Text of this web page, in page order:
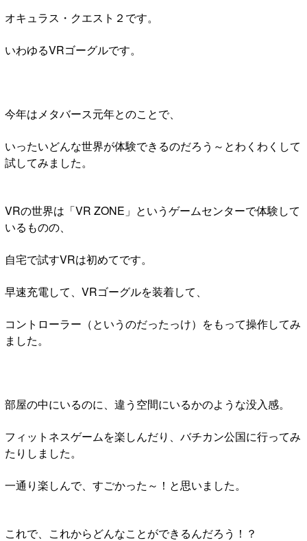
オキュラス・クエスト２です。
いわゆるVRゴーグルです。
今年はメタバース元年とのことで、
いったいどんな世界が体験できるのだろう～とわくわくして
試してみました。
VRの世界は「VR ZONE」というゲームセンターで体験して
いるものの、
自宅で試すVRは初めてです。
早速充電して、VRゴーグルを装着して、
コントローラー（というのだったっけ）をもって操作してみ
ました。
部屋の中にいるのに、違う空間にいるかのような没入感。
フィットネスゲームを楽しんだり、バチカン公国に行ってみ
たりしました。
一通り楽しんで、すごかった～！と思いました。
これで、これからどんなことができるんだろう！？